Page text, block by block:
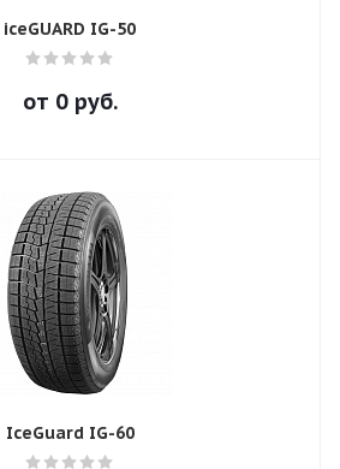
iceGUARD IG-50
от 0руб.
IceGuard IG-60